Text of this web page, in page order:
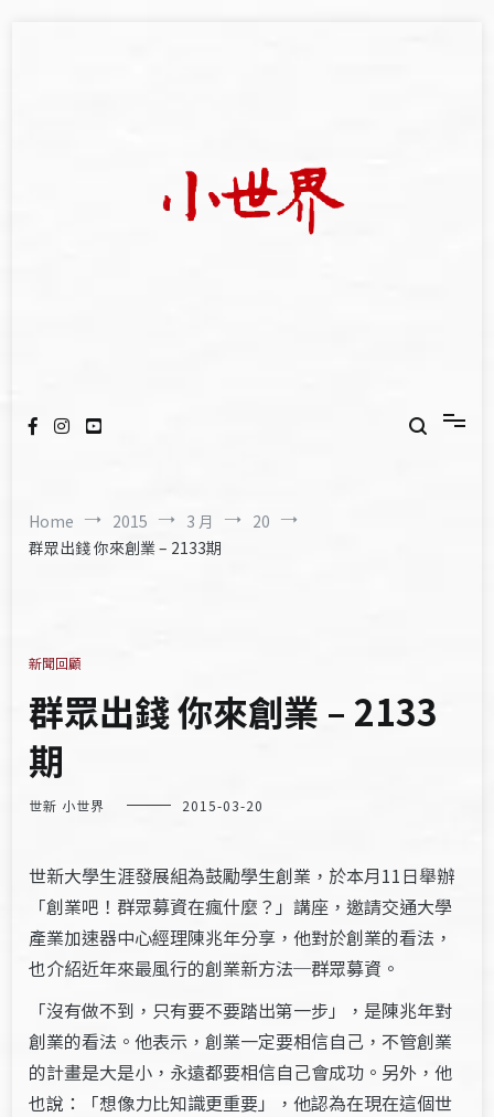
Home 2015 3 月
20
群眾出錢 你來創業 – 2133期
新聞回顧
群眾出錢 你來創業 – 2133
期
世新 小世界 2015-03-20
世新大學生涯發展組為鼓勵學生創業，於本月11日舉辦
「創業吧！群眾募資在瘋什麼？」講座，邀請交通大學
產業加速器中心經理陳兆年分享，他對於創業的看法，
也介紹近年來最風行的創業新方法─群眾募資。
「沒有做不到，只有要不要踏出第一步」，是陳兆年對
創業的看法。他表示，創業一定要相信自己，不管創業
的計畫是大是小，永遠都要相信自己會成功。另外，他
也說：「想像力比知識更重要」，他認為在現在這個世